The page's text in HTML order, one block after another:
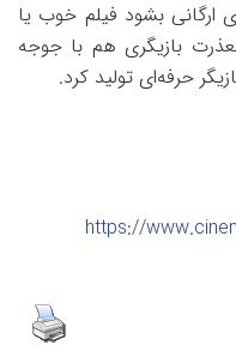
بشود فیلم خوب یا
بازیگری هم با جوجه
حرفه‌ای تولید کرد.
https://